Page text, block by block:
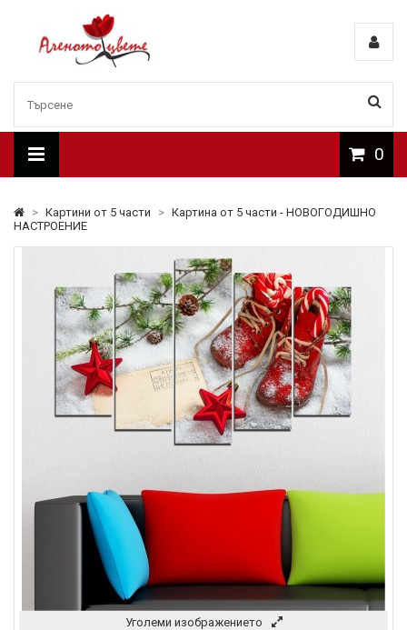
0
> Картини от 5 части > Картина от 5 части - НОВОГОДИШНО
НАСТРОЕНИЕ
Уголеми изображението